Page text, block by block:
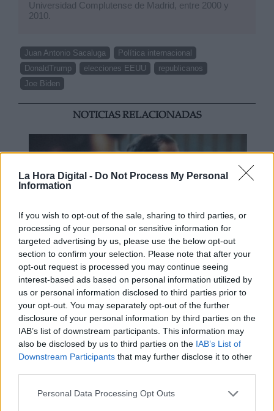
La Hora Digital - Do Not Process My Personal
Information
If you wish to opt-out of the sale, sharing to third parties, or
processing of your personal or sensitive information for
targeted advertising by us, please use the below opt-out
section to confirm your selection. Please note that after your
opt-out request is processed you may continue seeing
interest-based ads based on personal information utilized by
us or personal information disclosed to third parties prior to
your opt-out. You may separately opt-out of the further
disclosure of your personal information by third parties on the
IAB’s list of downstream participants. This information may
also be disclosed by us to third parties on the IAB’s List of
Downstream Participants that may further disclose it to other
Personal Data Processing Opt Outs
Universidad Complutense de Madrid, entre 2000 y
2010.
Juan Antonio Sacaluga
Política internacional
DonaldTrump
elecciones EEUU
republicanos
Joe Biden
NOTICIAS RELACIONADAS
El trágico destino de Mijaíl
Gorbachov